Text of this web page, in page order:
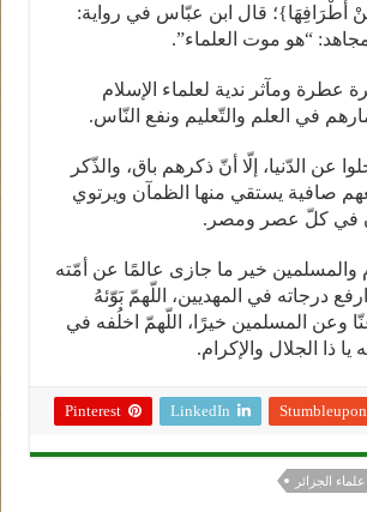
أَطْرَافِهَا}؛ قال ابن عبّاس في رواية:
مجاهد: “هو موت العلماء”.
ومآثر ندية لعلماء الإسلام
في العلم والتّعليم ونفع النّاس.
عن الدّنيا، إلّا أنّ ذكرهم باق، والذّكر
صافية يستقي منها الظمآن ويرتوي
في كلّ عصر ومصر.
والمسلمين خير ما جازى عالمًا عن أمّته
درجاته في المهديين، اللّهمّ بَوّئهُ
وعن المسلمين خيرًا، اللّهمّ اخلُفه في
ذا الجلال والإكرام.
Stumbleupon
LinkedIn
Pinterest
علماء الجزائر